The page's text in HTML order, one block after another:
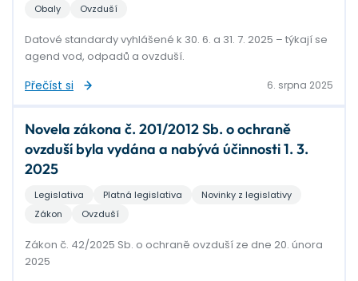
Obaly
Ovzduší
Datové standardy vyhlášené k 30. 6. a 31. 7. 2025 – týkají se
agend vod, odpadů a ovzduší.
Přečíst si 6. srpna 2025
Novela zákona č. 201/2012 Sb. o ochraně
ovzduší byla vydána a nabývá účinnosti 1. 3.
2025
Legislativa Platná legislativa
Novinky z legislativy
Zákon
Ovzduší
Zákon č. 42/2025 Sb. o ochraně ovzduší ze dne 20. února
2025